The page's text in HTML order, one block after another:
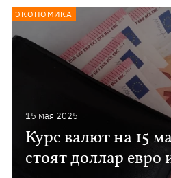
15 мая 2025
Курс валют на 15
стоят доллар евро
ЭКОНОМИКА